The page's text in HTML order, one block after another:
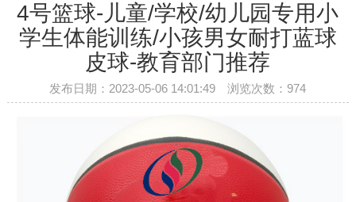
4号篮球-儿童/学校/幼儿园专用小
学生体能训练/小孩男女耐打蓝球
皮球-教育部门推荐
发布日期：2023-05-06 14:01:49 浏览次数： 974